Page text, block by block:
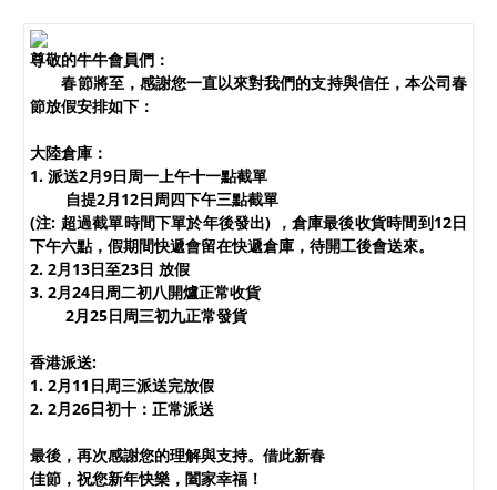
春節放假通知
尊敬的牛牛會員們：
春節將至，感謝您一直以來對我們的支持與信任，本公司春
節放假安排如下：
大陸倉庫：
1. 派送2月9日周一上午十一點截單
自提2月12日周四下午三點截單
(注: 超過截單時間下單於年後發出) ，倉庫最後收貨時間到12日
下午六點，假期間快遞會留在快遞倉庫，待開工後會送來。
2. 2月13日至23日 放假
3. 2月24日周二初八開爐正常收貨
2月25日周三初九正常發貨
香港派送:
1. 2月11日周三派送完放假
2. 2月26日初十：正常派送
最後，再次感謝您的理解與支持。借此新春
佳節，祝您新年快樂，闔家幸福！